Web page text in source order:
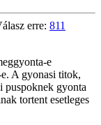
erre: 811
e
A gyonasi titok,
puspoknek gyonta
tortent esetleges